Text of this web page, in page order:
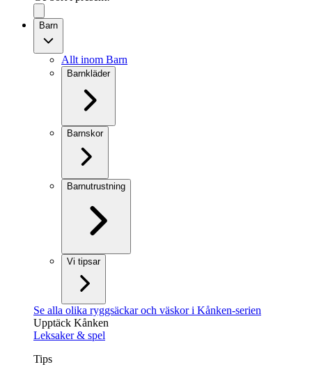
Barn
Allt inom Barn
Barnkläder
Barnskor
Barnutrustning
Vi tipsar
Se alla olika ryggsäckar och väskor i Kånken-serien
Upptäck Kånken
Leksaker & spel
Tips